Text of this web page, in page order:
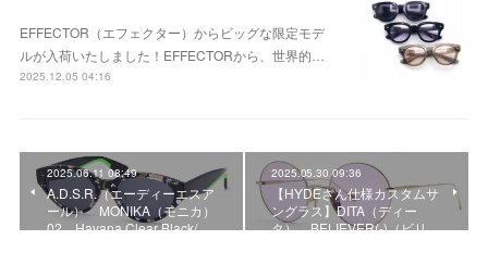
EFFECTOR（エフェクター）からビッグな限定モデ
ルが入荷いたしました！EFFECTORから、世界的…
2025.12.05 04:16
2025.06.11 08:49
A.D.S.R.（エーディーエスア
ール） MONIKA（モニカ）
02 Havana Clear Black/ …
2025.05.30 09:36
【HYDEさん仕様カスタムサ
ングラス】DITA（ディー
タ） BELIEVER(-)（ビリ…